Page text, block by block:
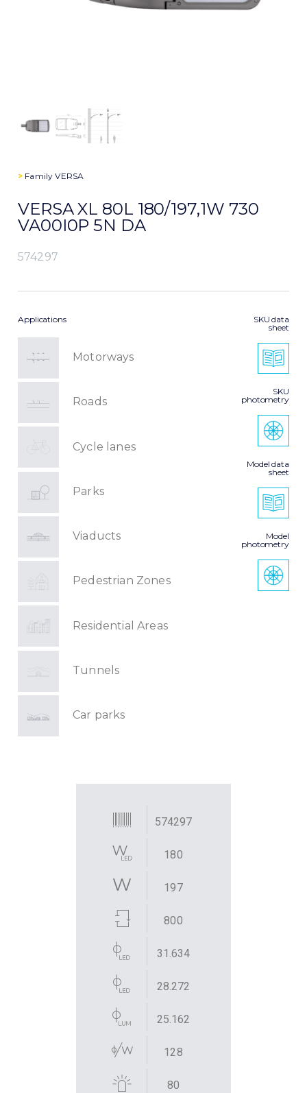
> FamilyVERSA
VERSA XL 80L 180/197,1W 730
VA00I0P 5N DA
574297
Applications
Motorways
Roads
Cycle lanes
Parks
Viaducts
Pedestrian Zones
Residential Areas
Tunnels
Car parks
SKU data
sheet
SKU
photometry
Model data
sheet
Model
photometry
574297
180
197
800
31.634
28.272
25.162
128
80